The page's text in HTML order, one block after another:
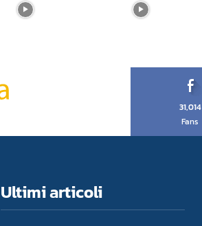
31,014
Fans
Ultimi articoli